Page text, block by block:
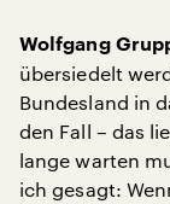
Wolfgang
übersiedelt
Bundesland in
den Fall – das
lange warten
ich gesagt: